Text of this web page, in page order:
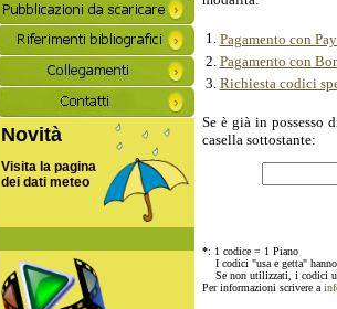
Novità
Visita la pagina
dei dati meteo
1. Pagamento con
2. Pagamento con
3. Richiesta codici
Se è già in possesso
casella sottostante:
*: 1 codice = 1 Piano
I codici "usa e getta"
Se non utilizzati, i codici
Per informazioni scrivere a